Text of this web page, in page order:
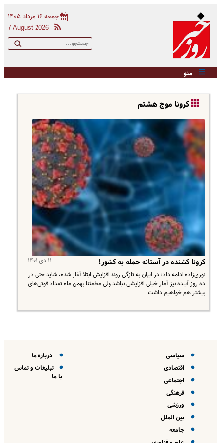
جمعه ۱۶ مرداد ۱۴۰۵
7 August 2026
منو
کرونا موج هشتم
۱۱ دی ۱۴۰۱ کرونا کشنده در آستانه حمله به کشور!
نوری‌زاده ادامه داد: در ایران به تازگی روند افزایش ابتلا آغاز شده، شاید حتی در
ده روز آینده نیز آمار خیلی افزایشی نباشد ولی مطمئنا بهمن ماه تعداد فوتی‌های
بیشتر هم خواهیم داشت.
سیاسی
اقتصادی
اجتماعی
فرهنگی
ورزشی
بین الملل
جامعه
درباره ما
تبلیغات و تماس
با ما